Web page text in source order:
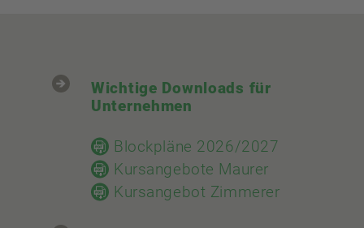
Wichtige Downloads für
Unternehmen
Blockpläne 2026/2027
Kursangebote Maurer
Kursangebot Zimmerer